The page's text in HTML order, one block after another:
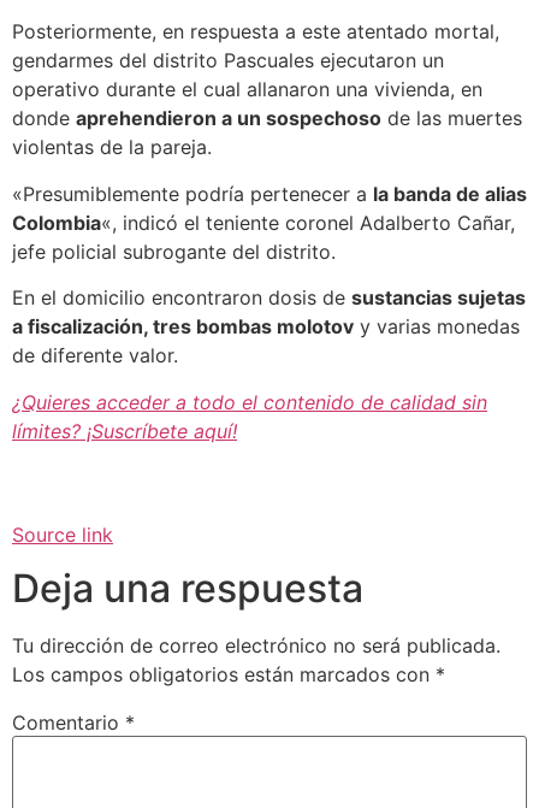
Posteriormente, en respuesta a este atentado mortal,
gendarmes del distrito Pascuales ejecutaron un
operativo durante el cual allanaron una vivienda, en
donde aprehendieron a un sospechoso de las muertes
violentas de la pareja.
«Presumiblemente podría pertenecer a la banda de alias
Colombia«, indicó el teniente coronel Adalberto Cañar,
jefe policial subrogante del distrito.
En el domicilio encontraron dosis de sustancias sujetas
a fiscalización, tres bombas molotov y varias monedas
de diferente valor.
¿Quieres acceder a todo el contenido de calidad sin
límites? ¡Suscríbete aquí!
Source link
Deja una respuesta
Tu dirección de correo electrónico no será publicada.
Los campos obligatorios están marcados con *
Comentario *